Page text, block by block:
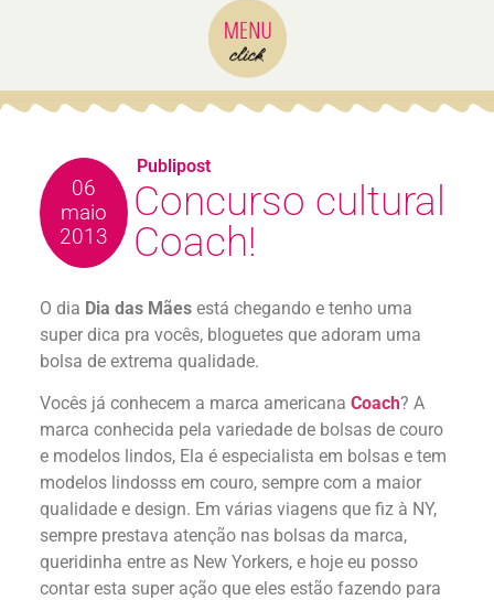
06
maio
2013
Concurso cultural
Coach!
O dia Dia das Mães está chegando e tenho uma
super dica pra vocês, bloguetes que adoram uma
bolsa de extrema qualidade.
Vocês já conhecem a marca americana Coach? A
marca conhecida pela variedade de bolsas de couro
e modelos lindos, Ela é especialista em bolsas e tem
modelos lindosss em couro, sempre com a maior
qualidade e design. Em várias viagens que fiz à NY,
sempre prestava atenção nas bolsas da marca,
queridinha entre as New Yorkers, e hoje eu posso
contar esta super ação que eles estão fazendo para
Publipost